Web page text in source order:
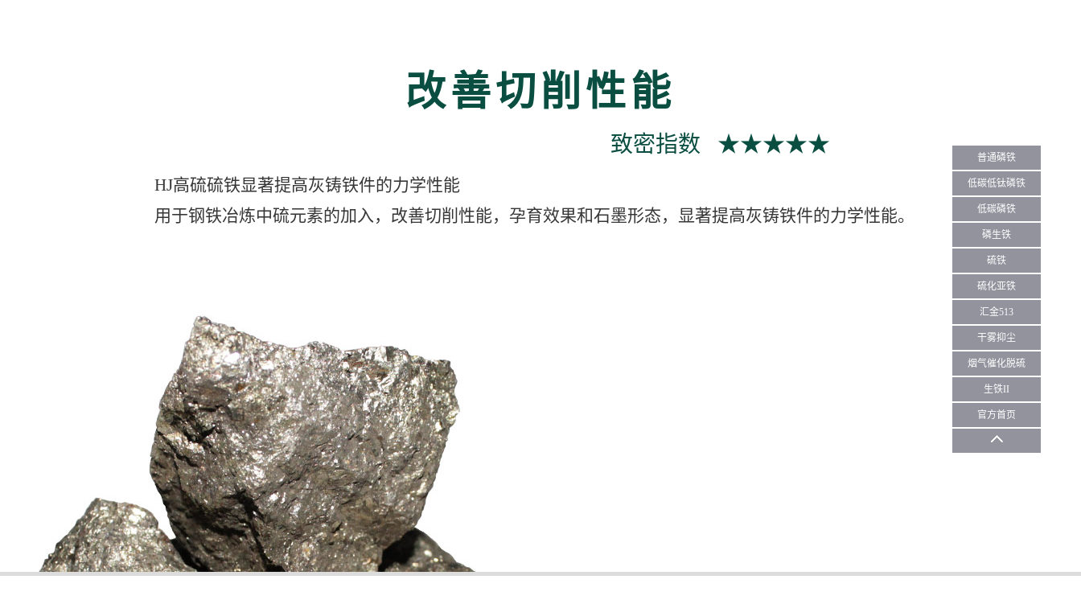
改善切削性能
致密指数 ★★★★★
HJ高硫硫铁显著提高灰铸铁件的力学性能
用于钢铁冶炼中硫元素的加入，改善切削性能，孕育效果和石墨形态，显著提高灰铸铁件的力学性能。
普通磷铁
低碳低钛磷铁
低碳磷铁
磷生铁
硫铁
硫化亚铁
汇金513
干雾抑尘
烟气催化脱硫
生铁II
官方首页